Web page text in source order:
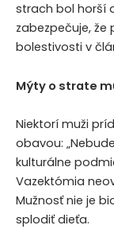
strach bol horší
zabezpečuje,
bolestivosti v
Mýty o strate
Niektorí muži
obavou:
kulturálne
Vazektómia
Mužnosť nie je
splodiť dieťa.